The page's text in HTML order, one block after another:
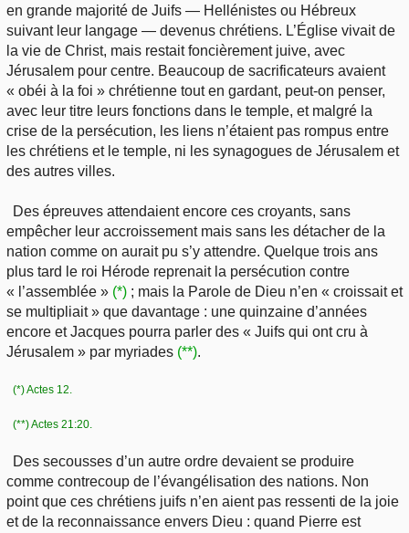
en grande majorité de Juifs — Hellénistes ou Hébreux
suivant leur langage — devenus chrétiens. L’Église vivait de
la vie de Christ, mais restait foncièrement juive, avec
Jérusalem pour centre. Beaucoup de sacrificateurs avaient
« obéi à la foi » chrétienne tout en gardant, peut-on penser,
avec leur titre leurs fonctions dans le temple, et malgré la
crise de la persécution, les liens n’étaient pas rompus entre
les chrétiens et le temple, ni les synagogues de Jérusalem et
des autres villes.
Des épreuves attendaient encore ces croyants, sans
empêcher leur accroissement mais sans les détacher de la
nation comme on aurait pu s’y attendre. Quelque trois ans
plus tard le roi Hérode reprenait la persécution contre
« l’assemblée » (*) ; mais la Parole de Dieu n’en « croissait et
se multipliait » que davantage : une quinzaine d’années
encore et Jacques pourra parler des « Juifs qui ont cru à
Jérusalem » par myriades (**).
(*) Actes 12.
(**) Actes 21:20.
Des secousses d’un autre ordre devaient se produire
comme contrecoup de l’évangélisation des nations. Non
point que ces chrétiens juifs n’en aient pas ressenti de la joie
et de la reconnaissance envers Dieu : quand Pierre est